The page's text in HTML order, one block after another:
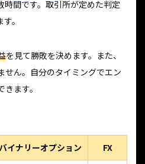
時間です。取引所が定めた判定
。
を見て勝敗を決めます。また、
せん。自分のタイミングでエン
ます。
イナリーオプション FX